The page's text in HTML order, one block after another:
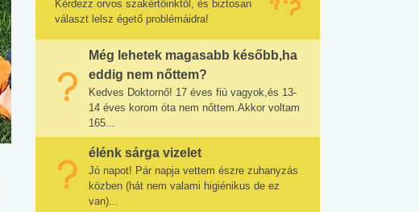
Kérdezz orvos szakértőinktől, és biztosan
választ lelsz égető problémáidra!
Még lehetek magasabb később,ha
eddig nem nőttem?
Kedves Doktornő! 17 éves fiú vagyok,és 13-
14 éves korom óta nem nőttem.Akkor voltam
165...
élénk sárga vizelet
Jó napot! Pár napja vettem észre zuhanyzás
közben (hát nem valami higiénikus de ez
van)...